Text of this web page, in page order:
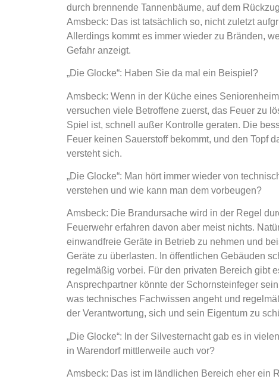
durch brennende Tannenbäume, auf dem
Amsbeck: Das ist tatsächlich so, nicht zuletzt
Allerdings kommt es immer wieder zu Bränden,
Gefahr anzeigt.
„Die Glocke“: Haben Sie da mal ein Beispiel?
Amsbeck: Wenn in der Küche eines
versuchen viele Betroffene zuerst, das Feuer zu
Spiel ist, schnell außer Kontrolle geraten. Die
Feuer keinen Sauerstoff bekommt, und den Topf
versteht sich.
„Die Glocke“: Man hört immer wieder von
verstehen und wie kann man dem vorbeugen?
Amsbeck: Die Brandursache wird in der Regel
Feuerwehr erfahren davon aber meist nichts.
einwandfreie Geräte in Betrieb zu nehmen und
Geräte zu überlasten. In öffentlichen Gebäuden
regelmäßig vorbei. Für den privaten Bereich gibt
Ansprechpartner könnte der Schornsteinfeger
was technisches Fachwissen angeht und
der Verantwortung, sich und sein Eigentum zu
„Die Glocke“: In der Silvesternacht gab es in
in Warendorf mittlerweile auch vor?
Amsbeck: Das ist im ländlichen Bereich eher ein